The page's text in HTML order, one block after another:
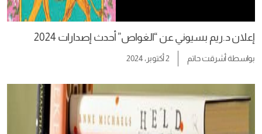
إعلان د.ريم بسيوني عن “الغواص” أحدث إصدارات 2024
بواسطةأشرقت حاتم 2 أكتوبر، 2024